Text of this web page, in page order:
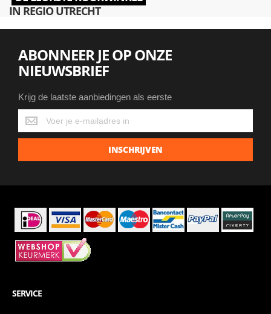
IN REGIO UTRECHT
ABONNEER JE OP ONZE
NIEUWSBRIEF
Krijg de laatste aanbiedingen als eerste
Krijg
de
laatste
INSCHRIJVEN
SERVICE